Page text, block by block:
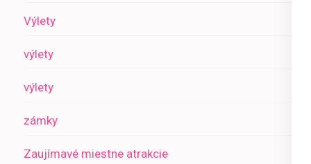
Výlety
výlety
výlety
zámky
Zaujímavé miestne atrakcie